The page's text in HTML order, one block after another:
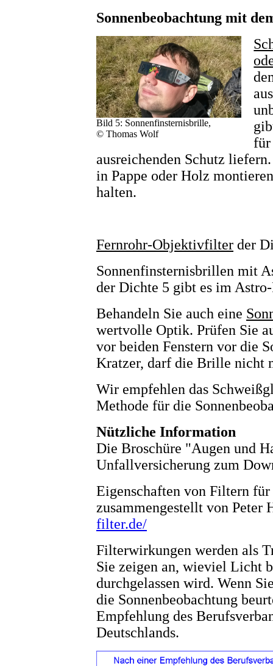
Sonnenbeobachtung mit
Bild 5: Sonnenfinsternisbrille,
© Thomas Wolf
für
ausreichenden Schutz
in Pappe oder Holz
halten.
Fernrohr-Objektivfilter der
Sonnenfinsternisbrillen mit
der Dichte 5 gibt es im
Behandeln Sie auch eine
wertvolle Optik. Prüfen Sie
vor beiden Fenstern vor die
Kratzer, darf die Brille nicht
Wir empfehlen das
Methode für die
Nützliche Information
Die Broschüre "Augen und
Unfallversicherung zum
Eigenschaften von Filtern für
zusammengestellt von Peter
filter.de/
Filterwirkungen werden als
Sie zeigen an, wieviel Licht
durchgelassen wird. Wenn
die Sonnenbeobachtung
Empfehlung des
Deutschlands.